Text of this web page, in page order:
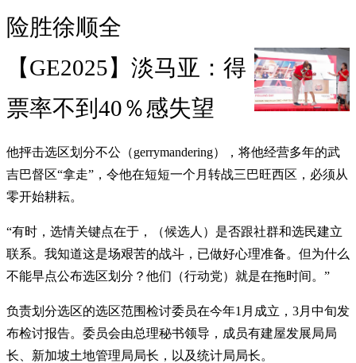
险胜徐顺全
【GE2025】淡马亚：得
票率不到40％感失望
他抨击选区划分不公（gerrymandering），将他经营多年的武
吉巴督区“拿走”，令他在短短一个月转战三巴旺西区，必须从
零开始耕耘。
“有时，选情关键点在于，（候选人）是否跟社群和选民建立
联系。我知道这是场艰苦的战斗，已做好心理准备。但为什么
不能早点公布选区划分？他们（行动党）就是在拖时间。”
负责划分选区的选区范围检讨委员在今年1月成立，3月中旬发
布检讨报告。委员会由总理秘书领导，成员有建屋发展局局
长、新加坡土地管理局局长，以及统计局局长。